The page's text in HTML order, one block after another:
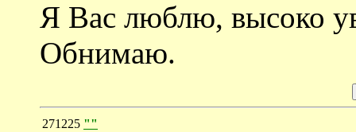
Я Вас люблю, высоко
Обнимаю.
271225 ""